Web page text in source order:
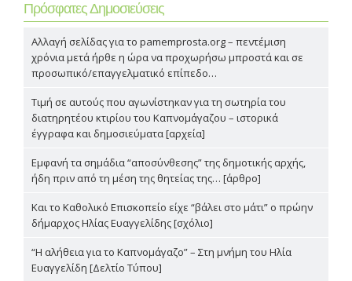
Πρόσφατες Δημοσιεύσεις
Αλλαγή σελίδας για το pamemprosta.org – πεντέμιση
χρόνια μετά ήρθε η ώρα να προχωρήσω μπροστά και σε
προσωπικό/επαγγελματικό επίπεδο…
Τιμή σε αυτούς που αγωνίστηκαν για τη σωτηρία του
διατηρητέου κτιρίου του Καπνομάγαζου – ιστορικά
έγγραφα και δημοσιεύματα [αρχεία]
Εμφανή τα σημάδια “αποσύνθεσης” της δημοτικής αρχής,
ήδη πριν από τη μέση της θητείας της… [άρθρο]
Και το Καθολικό Επισκοπείο είχε “βάλει στο μάτι” ο πρώην
δήμαρχος Ηλίας Ευαγγελίδης [σχόλιο]
“Η αλήθεια για το Καπνομάγαζο” – Στη μνήμη του Ηλία
Ευαγγελίδη [Δελτίο Τύπου]